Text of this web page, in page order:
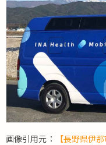
画像引用元：
【長野県伊